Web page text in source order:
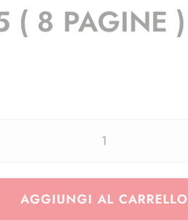
( 8 PAGINE )
AUSTRIA
(
AGGIUNGI AL CARRELLO